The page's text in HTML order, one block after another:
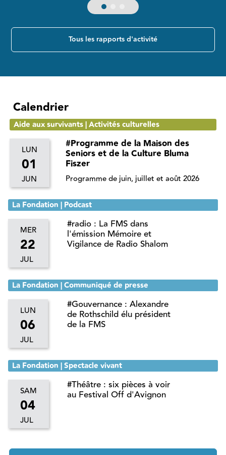
Tous les rapports d'activité
Calendrier
LUN
01
JUN
Aide aux survivants | Activités culturelles
#Programme de la Maison des
Seniors et de la Culture Bluma
Fiszer
Programme de juin, juillet et août 2026
MER
22
JUL
La Fondation | Podcast
#radio : La FMS dans
l'émission Mémoire et
Vigilance de Radio Shalom
LUN
06
JUL
La Fondation | Communiqué de presse
#Gouvernance : Alexandre
de Rothschild élu président
de la FMS
SAM
04
JUL
La Fondation | Spectacle vivant
#Théâtre : six pièces à voir
au Festival Off d'Avignon